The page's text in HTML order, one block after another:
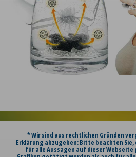
* Wir sind aus rechtlichen Gründen
Erklärung abzugeben: Bitte beachten Sie,
für alle Aussagen auf dieser